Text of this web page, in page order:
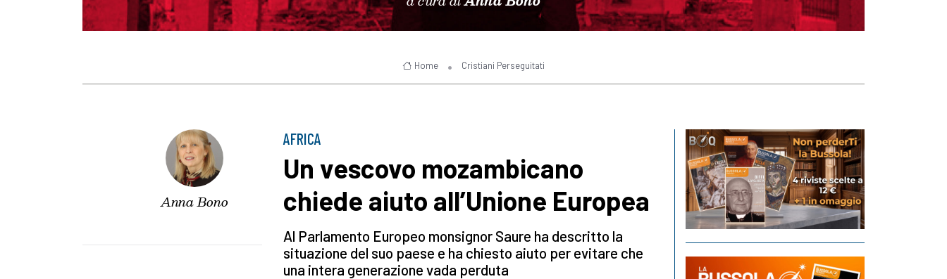
Home Cristiani Perseguitati
Anna Bono
AFRICA
Un vescovo mozambicano
chiede aiuto all’Unione Europea
Al Parlamento Europeo monsignor Saure ha descritto la
situazione del suo paese e ha chiesto aiuto per evitare che
una intera generazione vada perduta